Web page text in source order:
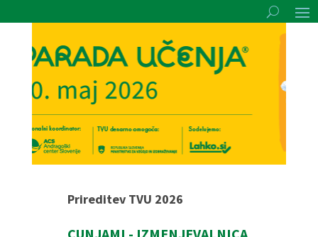
Prireditev TVU 2026